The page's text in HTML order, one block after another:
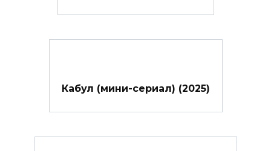
Кабул (мини-сериал) (2025)